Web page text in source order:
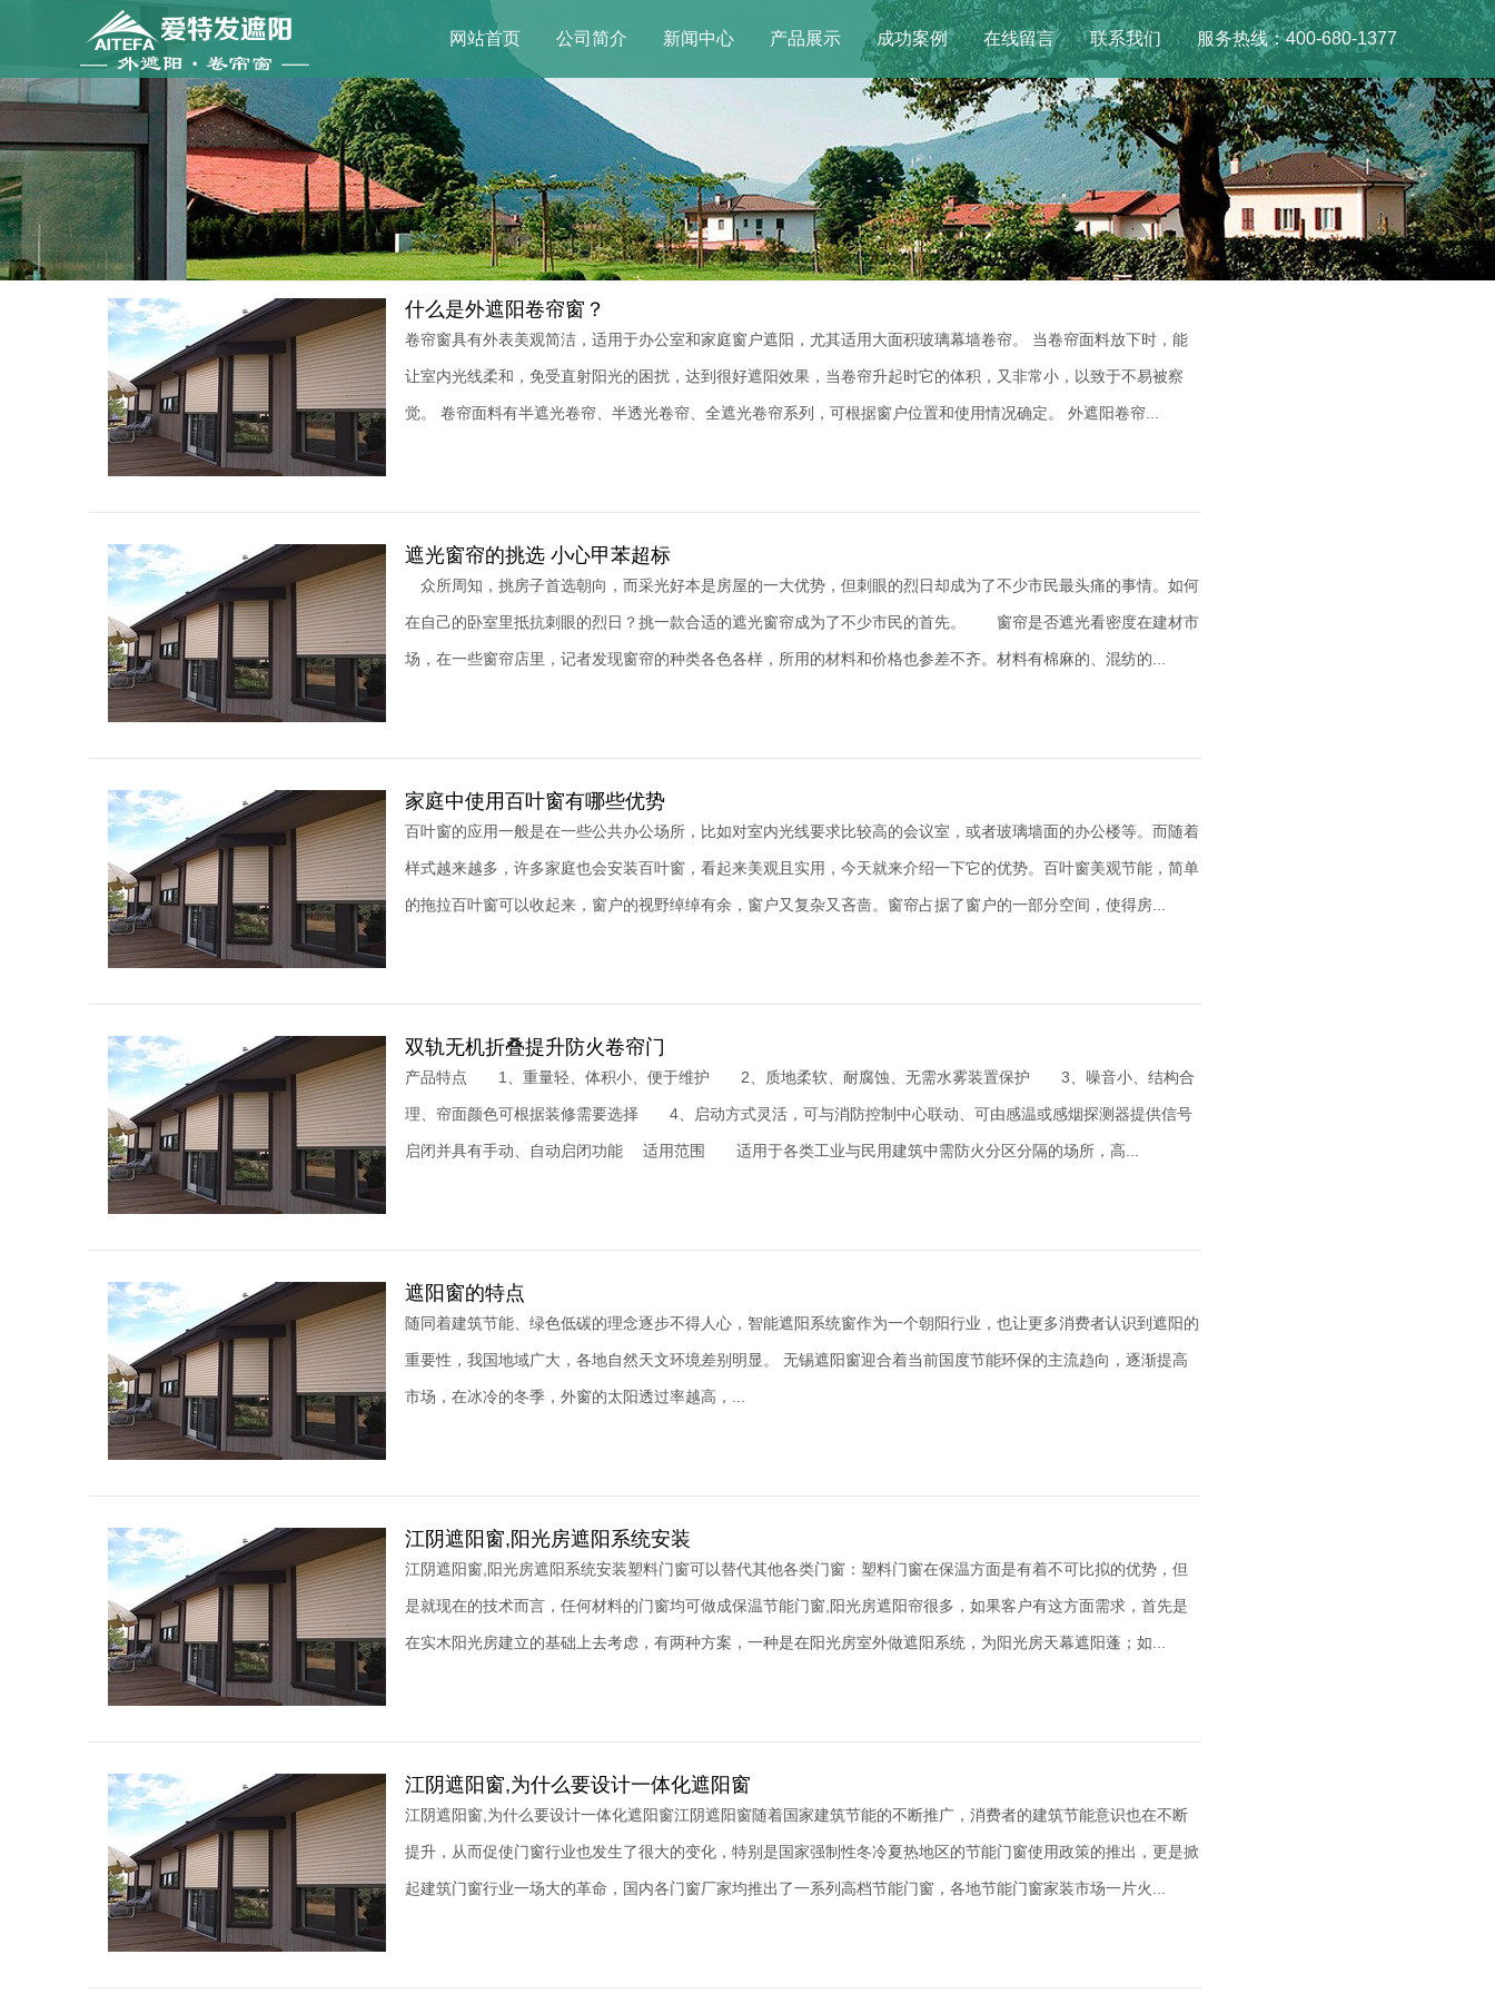
网站首页 公司简介 新闻中心 产品展示 成功案例 在线留言 联系我们 服务热线：400-680-1377
什么是外遮阳卷帘窗？
卷帘窗具有外表美观简洁，适用于办公室和家庭窗户遮阳，尤其适用大面积玻璃幕墙卷帘。 当卷帘面料放下时，能
让室内光线柔和，免受直射阳光的困扰，达到很好遮阳效果，当卷帘升起时它的体积，又非常小，以致于不易被察
觉。 卷帘面料有半遮光卷帘、半透光卷帘、全遮光卷帘系列，可根据窗户位置和使用情况确定。 外遮阳卷帘...
遮光窗帘的挑选 小心甲苯超标
众所周知，挑房子首选朝向，而采光好本是房屋的一大优势，但刺眼的烈日却成为了不少市民最头痛的事情。如何
在自己的卧室里抵抗刺眼的烈日？挑一款合适的遮光窗帘成为了不少市民的首先。 窗帘是否遮光看密度在建材市
场，在一些窗帘店里，记者发现窗帘的种类各色各样，所用的材料和价格也参差不齐。材料有棉麻的、混纺的...
家庭中使用百叶窗有哪些优势
百叶窗的应用一般是在一些公共办公场所，比如对室内光线要求比较高的会议室，或者玻璃墙面的办公楼等。而随着
样式越来越多，许多家庭也会安装百叶窗，看起来美观且实用，今天就来介绍一下它的优势。百叶窗美观节能，简单
的拖拉百叶窗可以收起来，窗户的视野绰绰有余，窗户又复杂又吝啬。窗帘占据了窗户的一部分空间，使得房...
双轨无机折叠提升防火卷帘门
产品特点 1、重量轻、体积小、便于维护 2、质地柔软、耐腐蚀、无需水雾装置保护 3、噪音小、结构合
理、帘面颜色可根据装修需要选择 4、启动方式灵活，可与消防控制中心联动、可由感温或感烟探测器提供信号
启闭并具有手动、自动启闭功能 适用范围 适用于各类工业与民用建筑中需防火分区分隔的场所，高...
遮阳窗的特点
随同着建筑节能、绿色低碳的理念逐步不得人心，智能遮阳系统窗作为一个朝阳行业，也让更多消费者认识到遮阳的
重要性，我国地域广大，各地自然天文环境差别明显。 无锡遮阳窗迎合着当前国度节能环保的主流趋向，逐渐提高
市场，在冰冷的冬季，外窗的太阳透过率越高，...
江阴遮阳窗,阳光房遮阳系统安装
江阴遮阳窗,阳光房遮阳系统安装塑料门窗可以替代其他各类门窗：塑料门窗在保温方面是有着不可比拟的优势，但
是就现在的技术而言，任何材料的门窗均可做成保温节能门窗,阳光房遮阳帘很多，如果客户有这方面需求，首先是
在实木阳光房建立的基础上去考虑，有两种方案，一种是在阳光房室外做遮阳系统，为阳光房天幕遮阳蓬；如...
江阴遮阳窗,为什么要设计一体化遮阳窗
江阴遮阳窗,为什么要设计一体化遮阳窗江阴遮阳窗随着国家建筑节能的不断推广，消费者的建筑节能意识也在不断
提升，从而促使门窗行业也发生了很大的变化，特别是国家强制性冬冷夏热地区的节能门窗使用政策的推出，更是掀
起建筑门窗行业一场大的革命，国内各门窗厂家均推出了一系列高档节能门窗，各地节能门窗家装市场一片火...